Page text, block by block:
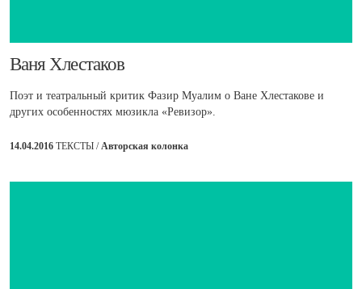
​Ваня Хлестаков
Поэт и театральный критик Фазир Муалим о Ване Хлестакове и
других особенностях мюзикла «Ревизор».
14.04.2016 ТЕКСТЫ / Авторская колонка